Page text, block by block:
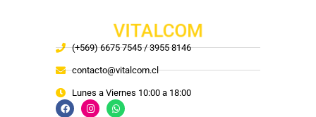
VITALCOM
(+569) 6675 7545 / 3955 8146
contacto@vitalcom.cl
Lunes a Viernes 10:00 a 18:00